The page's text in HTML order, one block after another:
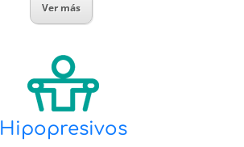
Ver más
Hipopresivos